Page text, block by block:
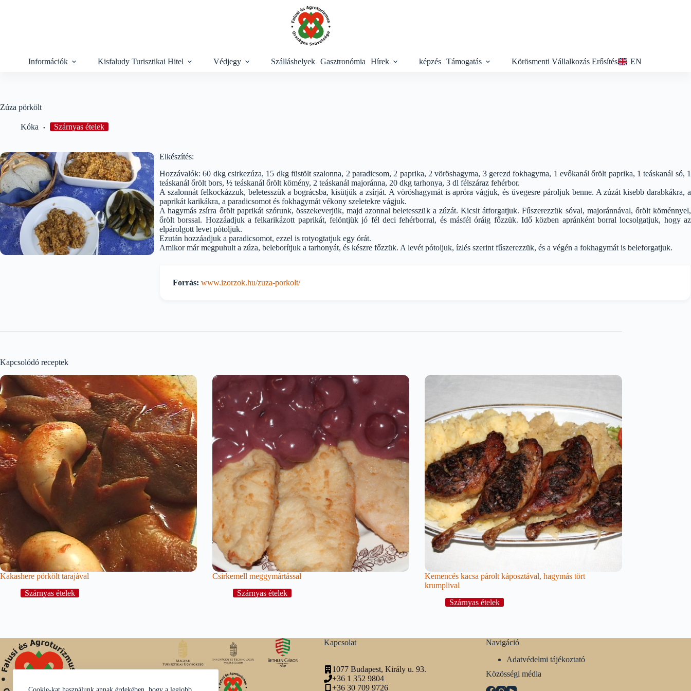
Információk Kisfaludy Turisztikai Hitel Védjegy Szálláshelyek Gasztronómia Hírek képzés Támogatás Körösmenti Vállalkozás Erősítés EN
Zúza pörkölt
Kóka Szárnyas ételek
Elkészítés:
Hozzávalók: 60 dkg csirkezúza, 15 dkg füstölt szalonna, 2 paradicsom, 2 paprika, 2 vöröshagyma, 3 gerezd fokhagyma, 1 evőkanál őrölt paprika, 1 teáskanál só, 1
teáskanál őrölt bors, ½ teáskanál őrölt kömény, 2 teáskanál majoránna, 20 dkg tarhonya, 3 dl félszáraz fehérbor.
A szalonnát felkockázzuk, beletesszük a bográcsba, kisütjük a zsírját. A vöröshagymát is apróra vágjuk, és üvegesre pároljuk benne. A zúzát kisebb darabkákra, a
paprikát karikákra, a paradicsomot és fokhagymát vékony szeletekre vágjuk.
A hagymás zsírra őrölt paprikát szórunk, összekeverjük, majd azonnal beletesszük a zúzát. Kicsit átforgatjuk. Fűszerezzük sóval, majoránnával, őrölt köménnyel,
őrölt borssal. Hozzáadjuk a felkarikázott paprikát, felöntjük jó fél deci fehérborral, és másfél óráig főzzük. Idő közben apránként borral locsolgatjuk, hogy az
elpárolgott levet pótoljuk.
Ezután hozzáadjuk a paradicsomot, ezzel is rotyogtatjuk egy órát.
Amikor már megpuhult a zúza, beleborítjuk a tarhonyát, és készre főzzük. A levét pótoljuk, ízlés szerint fűszerezzük, és a végén a fokhagymát is beleforgatjuk.
Forrás: www.izorzok.hu/zuza-porkolt/
Kapcsolódó receptek
Kakashere pörkölt tarajával
Szárnyas ételek
Csirkemell meggymártással
Szárnyas ételek
Kemencés kacsa párolt káposztával, hagymás tört
krumplival
Szárnyas ételek
Kapcsolat
1077 Budapest, Király u. 93.
+36 1 352 9804
+36 30 709 9726
Navigáció
Adatvédelmi tájékoztató
Közösségi média